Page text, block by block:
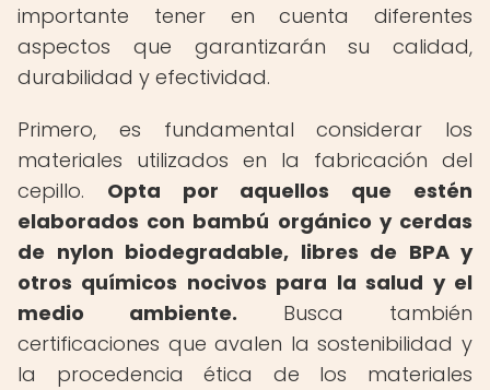
importante tener en cuenta diferentes
aspectos que garantizarán su calidad,
durabilidad y efectividad.
Primero, es fundamental considerar los
materiales utilizados en la fabricación del
cepillo. Opta por aquellos que estén
elaborados con bambú orgánico y cerdas
de nylon biodegradable, libres de BPA y
otros químicos nocivos para la salud y el
medio ambiente. Busca también
certificaciones que avalen la sostenibilidad y
la procedencia ética de los materiales